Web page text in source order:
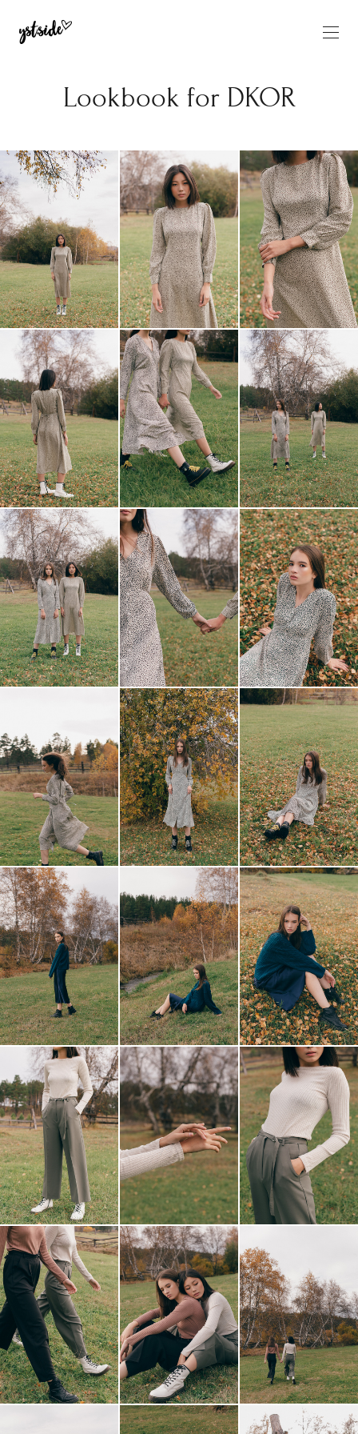
Lookbook for DKOR